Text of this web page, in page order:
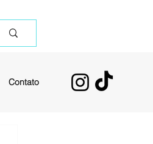
Contato